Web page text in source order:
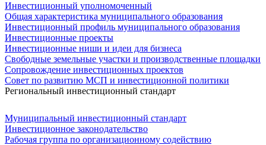
Инвестиционный уполномоченный
Общая характеристика муниципального образования
Инвестиционный профиль муниципального образования
Инвестиционные проекты
Инвестиционные ниши и идеи для бизнеса
Свободные земельные участки и производственные площадки
Сопровождение инвестиционных проектов
Совет по развитию МСП и инвестиционной политики
Региональный инвестиционный стандарт
Муниципальный инвестиционный стандарт
Инвестиционное законодательство
Рабочая группа по организационному содействию